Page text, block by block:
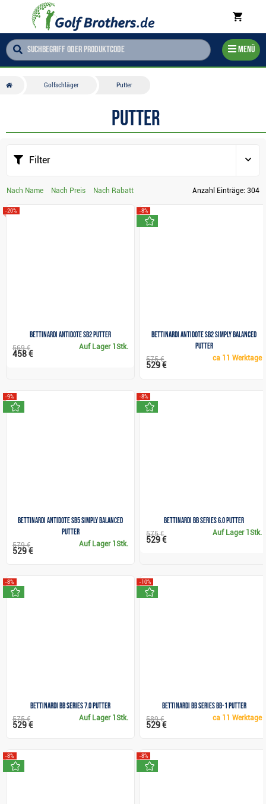
Menü
Golfschläger Putter
Putter
Filter
Nach Name Nach Preis Nach Rabatt Anzahl Einträge: 304
Bettinardi Antidote SB2 putter
-20%
Auf Lager 1Stk.
569 €
458 €
Bettinardi Antidote SB2 Simply Balanced
Putter
-8%
ca 11 Werktage
575 €
529 €
Bettinardi Antidote SB5 Simply Balanced
Putter
-9%
Auf Lager 1Stk.
579 €
529 €
Bettinardi BB Series 6.0 Putter
-8%
Auf Lager 1Stk.
575 €
529 €
Bettinardi BB Series 7.0 Putter
-8%
Auf Lager 1Stk.
575 €
529 €
Bettinardi BB Series BB-1 Putter
-10%
ca 11 Werktage
589 €
529 €
-8% -8%